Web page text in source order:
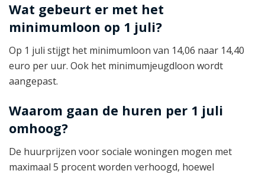
Wat gebeurt er met het
minimumloon op 1 juli?
Op 1 juli stijgt het minimumloon van 14,06 naar 14,40
euro per uur. Ook het minimumjeugdloon wordt
aangepast.
Waarom gaan de huren per 1 juli
omhoog?
De huurprijzen voor sociale woningen mogen met
maximaal 5 procent worden verhoogd, hoewel